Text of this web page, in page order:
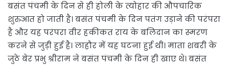
बसंत पंचमी के दिन से ही होली के त्योहार की औपचारिक
शुरुआत हो जाती है। बसंत पंचमी के दिन पतंग उड़ाने की परंपरा
है और यह परंपरा वीर हकीकत राय के बलिदान का स्मरण
करने से जुड़ी हुई है। लाहौर में यह घटना हुई थी। माता शबरी के
जुठे बेर प्रभु श्रीराम ने बसंत पंचमी के दिन ही खाए थे। बसंत